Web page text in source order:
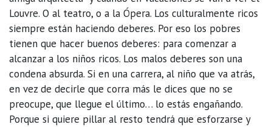
Louvre. O al teatro, o a la Ópera. Los culturalmente ricos
siempre están haciendo deberes. Por eso los pobres
tienen que hacer buenos deberes: para comenzar a
alcanzar a los niños ricos. Los malos deberes son una
condena absurda. Si en una carrera, al niño que va atrás,
en vez de decirle que corra más le dices que no se
preocupe, que llegue el último… lo estás engañando.
Porque si quiere pillar al resto tendrá que esforzarse y